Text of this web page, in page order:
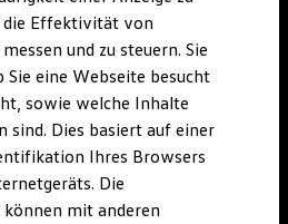
R Experience
die Effektivität von
und zu steuern. Sie
Sie eine Webseite besucht
sowie welche Inhalte
sind. Dies basiert auf einer
Ihres Browsers
Die
mit anderen